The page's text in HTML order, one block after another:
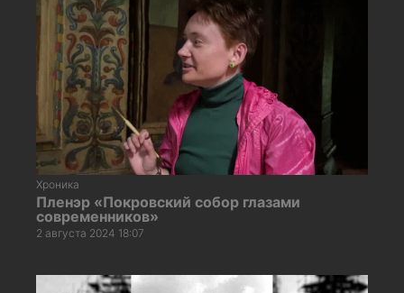
Хроника
Пленэр «Покровский собор глазами
современников»
2 августа 2024 18:07